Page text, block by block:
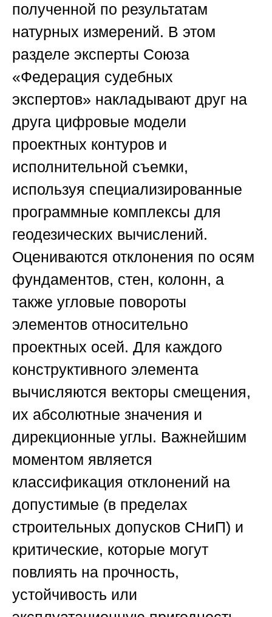
полученной по результатам
натурных измерений. В этом
разделе эксперты Союза
«Федерация судебных
экспертов» накладывают друг на
друга цифровые модели
проектных контуров и
исполнительной съемки,
используя специализированные
программные комплексы для
геодезических вычислений.
Оцениваются отклонения по осям
фундаментов, стен, колонн, а
также угловые повороты
элементов относительно
проектных осей. Для каждого
конструктивного элемента
вычисляются векторы смещения,
их абсолютные значения и
дирекционные углы. Важнейшим
моментом является
классификация отклонений на
допустимые (в пределах
строительных допусков СНиП) и
критические, которые могут
повлиять на прочность,
устойчивость или